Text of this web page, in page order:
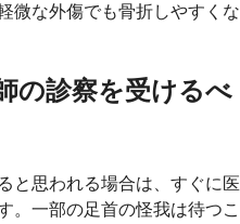
微な外傷でも骨折しやすくな
の診察を受けるべ
と思われる場合は、すぐに医
。一部の足首の怪我は待つこ